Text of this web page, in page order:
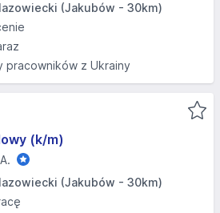
(Jakubów - 30km)
pracowników z Ukrainy
(k/m)
(Jakubów - 30km)